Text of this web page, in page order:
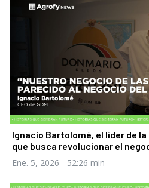
Ignacio Bartolomé, el líder de
que busca revolucionar el
Ene. 5, 2026 - 52:26 min